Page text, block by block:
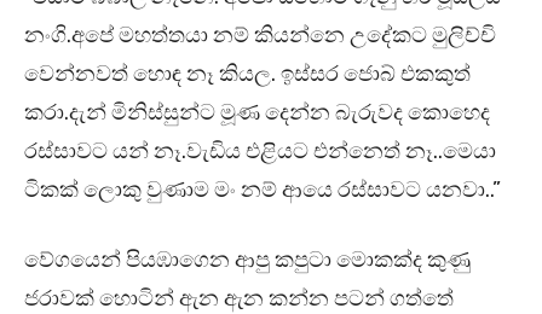
නංගි.අපේ මහත්තයා නම් කියන්නෙ උදේකට මුලිච්චි
වෙන්නවත් හොඳ නෑ කියල. ඉස්සර ජොබ් එකකුත්
කරා.දැන් මිනිස්සුන්ට මූණ දෙන්න බැරුවද කොහෙද
රස්සාවට යන් නෑ.වැඩිය එළියට එන්නෙත් නෑ..මෙයා
ටිකක් ලොකු වුණාම මං නම් ආයෙ රස්සාවට යනවා..”
වේගයෙන් පියඹාගෙන ආපු කපුටා මොකක්ද කුණු
ජරාවක් හොටින් ඇන ඇන කන්න පටන් ගත්තේ